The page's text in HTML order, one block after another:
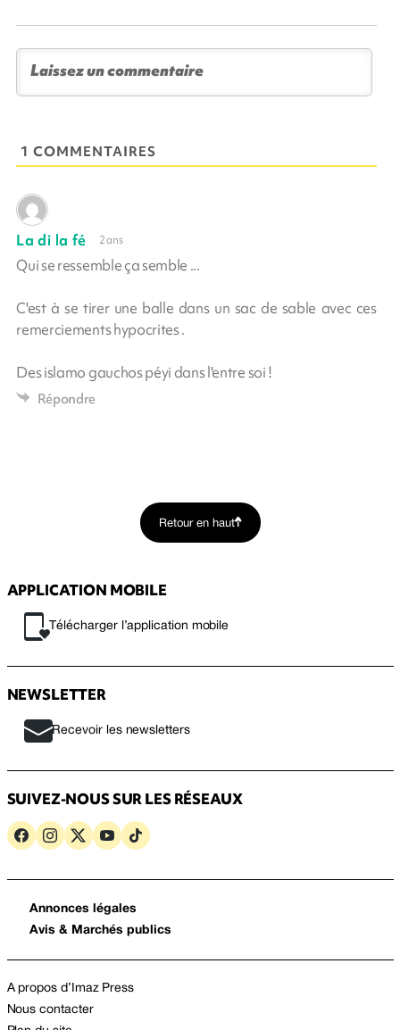
1 COMMENTAIRES
La di la fé 2 ans
Qui se ressemble ça semble ...
C'est à se tirer une balle dans un sac de sable avec ces
remerciements hypocrites .
Des islamo gauchos péyi dans l'entre soi !
Répondre
Retour en haut
APPLICATION MOBILE
Télécharger l’application mobile
NEWSLETTER
Recevoir les newsletters
SUIVEZ-NOUS SUR LES RÉSEAUX
Annonces légales
Avis & Marchés publics
A propos d’Imaz Press
Nous contacter